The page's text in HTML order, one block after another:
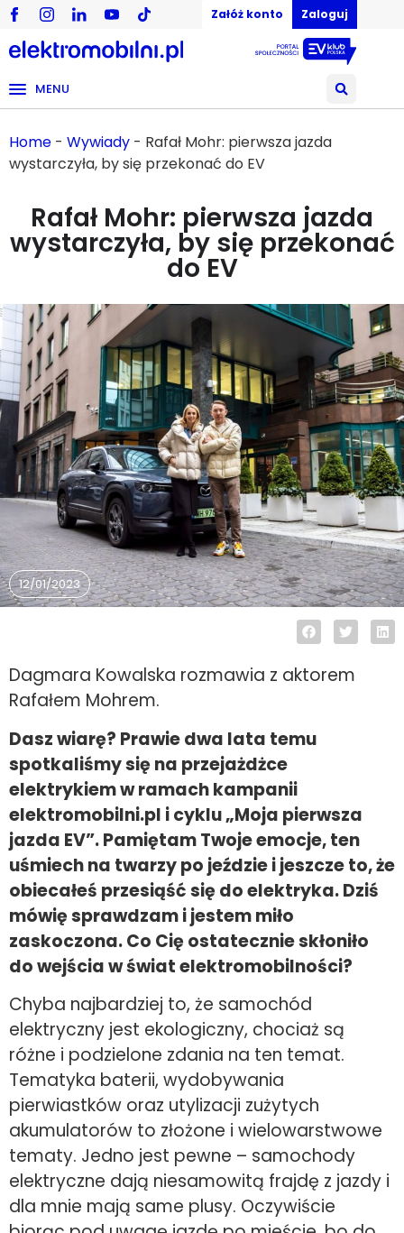
Załóż konto Zaloguj
MENU
Home - Wywiady - Rafał Mohr: pierwsza jazda
wystarczyła, by się przekonać do EV
Rafał Mohr: pierwsza jazda
wystarczyła, by się przekonać
do EV
12/01/2023
Dagmara Kowalska rozmawia z aktorem
Rafałem Mohrem.
Dasz wiarę? Prawie dwa lata temu
spotkaliśmy się na przejażdżce
elektrykiem w ramach kampanii
elektromobilni.pl i cyklu „Moja pierwsza
jazda EV”. Pamiętam Twoje emocje, ten
uśmiech na twarzy po jeździe i jeszcze to, że
obiecałeś przesiąść się do elektryka. Dziś
mówię sprawdzam i jestem miło
zaskoczona. Co Cię ostatecznie skłoniło
do wejścia w świat elektromobilności?
Chyba najbardziej to, że samochód
elektryczny jest ekologiczny, chociaż są
różne i podzielone zdania na ten temat.
Tematyka baterii, wydobywania
pierwiastków oraz utylizacji zużytych
akumulatorów to złożone i wielowarstwowe
tematy. Jedno jest pewne – samochody
elektryczne dają niesamowitą frajdę z jazdy i
dla mnie mają same plusy. Oczywiście